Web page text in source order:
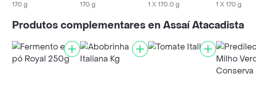
170 g
170 g
1 X 170.0 g
1 X 170 g
Produtos complementares en Assaí Atacadista